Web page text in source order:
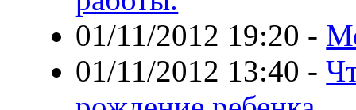
01/11/2012 19:20 -
01/11/2012 13:40 -